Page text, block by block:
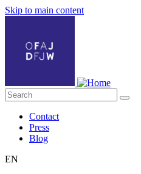
Skip to main content
Contact
Press
Blog
EN